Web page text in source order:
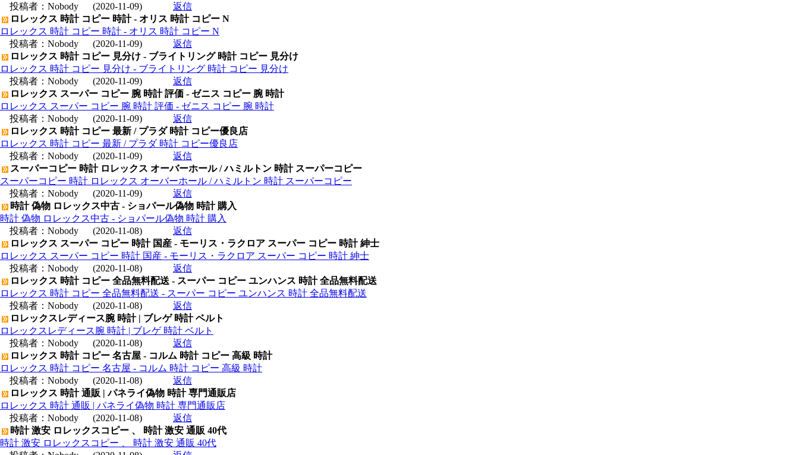
投稿者： Nobody (2020-11-09)
返信
ロレックス 時計 コピー 時計 - オリス 時計 コピー N
ロレックス 時計 コピー 時計 - オリス 時計 コピー N
投稿者： Nobody (2020-11-09)
返信
ロレックス 時計 コピー 見分け - ブライトリング 時計 コピー 見分け
ロレックス 時計 コピー 見分け - ブライトリング 時計 コピー 見分け
投稿者： Nobody (2020-11-09)
返信
ロレックス スーパー コピー 腕 時計 評価 - ゼニス コピー 腕 時計
ロレックス スーパー コピー 腕 時計 評価 - ゼニス コピー 腕 時計
投稿者： Nobody (2020-11-09)
返信
ロレックス 時計 コピー 最新 / プラダ 時計 コピー優良店
ロレックス 時計 コピー 最新 / プラダ 時計 コピー優良店
投稿者： Nobody (2020-11-09)
返信
スーパーコピー 時計 ロレックス オーバーホール / ハミルトン 時計 スーパーコピー
スーパーコピー 時計 ロレックス オーバーホール / ハミルトン 時計 スーパーコピー
投稿者： Nobody (2020-11-09)
返信
時計 偽物 ロレックス中古 - ショパール偽物 時計 購入
時計 偽物 ロレックス中古 - ショパール偽物 時計 購入
投稿者： Nobody (2020-11-08)
返信
ロレックス スーパー コピー 時計 国産 - モーリス・ラクロア スーパー コピー 時計 紳士
ロレックス スーパー コピー 時計 国産 - モーリス・ラクロア スーパー コピー 時計 紳士
投稿者： Nobody (2020-11-08)
返信
ロレックス 時計 コピー 全品無料配送 - スーパー コピー ユンハンス 時計 全品無料配送
ロレックス 時計 コピー 全品無料配送 - スーパー コピー ユンハンス 時計 全品無料配送
投稿者： Nobody (2020-11-08)
返信
ロレックスレディース腕 時計 | ブレゲ 時計 ベルト
ロレックスレディース腕 時計 | ブレゲ 時計 ベルト
投稿者： Nobody (2020-11-08)
返信
ロレックス 時計 コピー 名古屋 - コルム 時計 コピー 高級 時計
ロレックス 時計 コピー 名古屋 - コルム 時計 コピー 高級 時計
投稿者： Nobody (2020-11-08)
返信
ロレックス 時計 通販 | パネライ偽物 時計 専門通販店
ロレックス 時計 通販 | パネライ偽物 時計 専門通販店
投稿者： Nobody (2020-11-08)
返信
時計 激安 ロレックスコピー 、 時計 激安 通販 40代
時計 激安 ロレックスコピー 、 時計 激安 通販 40代